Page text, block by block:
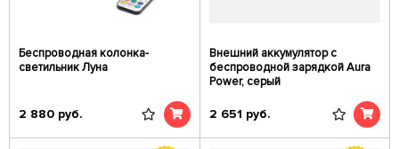
Беспроводная колонка-
светильник Луна
2 880 руб.
Внешний аккумулятор с
беспроводной зарядкой Aura
Power, серый
2 651 руб.